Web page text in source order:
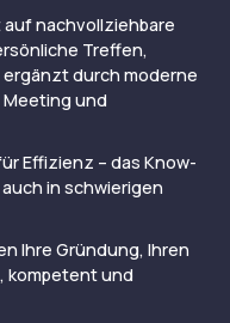
auf nachvollziehbare
Treffen,
durch moderne
und
Effizienz – das Know-
in schwierigen
Ihre Gründung, Ihren
kompetent und